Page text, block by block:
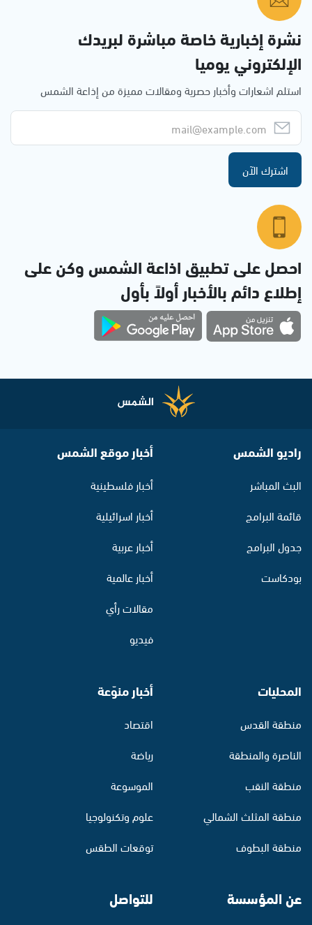
نشرة إخبارية خاصة مباشرة لبريدك
الإلكتروني يوميا
استلم اشعارات وأخبار حصرية ومقالات مميزة من إذاعة الشمس
اشترك الآن
احصل على تطبيق اذاعة الشمس وكن على
إطلاع دائم بالأخبار أولاً بأول
راديو الشمس
البث المباشر
قائمة البرامج
جدول البرامج
بودكاست
أخبار موقع الشمس
أخبار فلسطينية
أخبار اسرائيلية
أخبار عربية
أخبار عالمية
مقالات رأي
فيديو
المحليات
منطقة القدس
الناصرة والمنطقة
منطقة النقب
منطقة المثلث الشمالي
منطقة البطوف
أخبار منوّعة
اقتصاد
رياضة
الموسوعة
علوم وتكنولوجيا
توقعات الطقس
عن المؤسسة للتواصل